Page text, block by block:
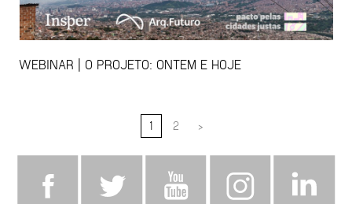
WEBINAR | O PROJETO: ONTEM E HOJE
1 2 >